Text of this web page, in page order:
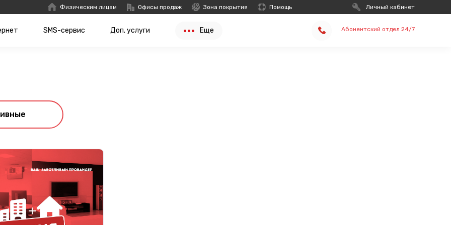
Физическим лицам Офисы продаж Зона покрытия Помощь Личный кабинет
SMS-сервис Доп. услуги Еще Абонентский отдел 24/7